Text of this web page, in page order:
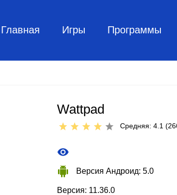
Главная Игры Программы
Wattpad
Средняя: 4.1 (
Версия Андроид: 5.0
Версия: 11.36.0